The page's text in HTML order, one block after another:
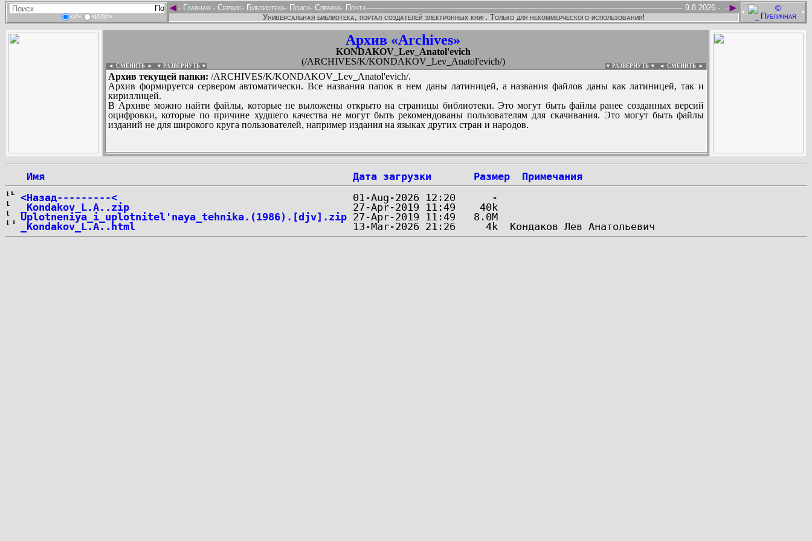
«И» «ИЛИ»
• •
◄ ►
- Главная - Сервис- Библиотека- Поиск- Справка- Почта -
9.8.2026 -
Универсальная библиотека, портал создателей электронных книг. Только для некоммерческого использования!
Архив «Archives»
KONDAKOV_Lev_Anatol'evich
(/ARCHIVES/K/KONDAKOV_Lev_Anatol'evich/)
◄ СМЕНИТЬ ► ▼ РАЗВЕРНУТЬ ▼ ▼ РАЗВЕРНУТЬ ▼ ◄ СМЕНИТЬ ►
Архив текущей папки: /ARCHIVES/K/KONDAKOV_Lev_Anatol'evich/.
Архив формируется сервером автоматически. Все названия папок в нем даны латиницей, а названия файлов даны как латиницей, так и
кириллицей.
В Архиве можно найти файлы, которые не выложены открыто на страницы библиотеки. Это могут быть файлы ранее созданных версий
оцифровки, которые по причине худшего качества не могут быть рекомендованы пользователям для скачивания. Это могут быть файлы
изданий не для широкого круга пользователей, например издания на языках других стран и народов.
:
...
Имя Дата загрузки Размер
Примечания
<Назад---------<
_Kondakov_L.A..zip
Uplotneniya_i_uplotnitel'naya_tehnika.(1986).[djv].zip
_Kondakov_L.A..html